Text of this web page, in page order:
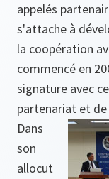
appelés
s'attache à
la coopération
commencé en
signature avec
partenariat et
Dans
son
allocut